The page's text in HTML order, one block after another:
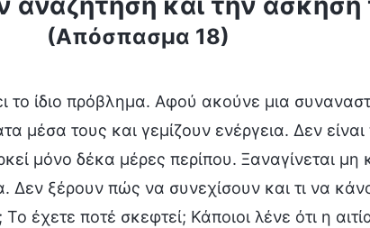
(Απόσπασμα 18)
το ίδιο πρόβλημα. Αφού ακούνε μια
μέσα τους και γεμίζουν ενέργεια. Δεν είναι
μόνο δέκα μέρες περίπου. Ξαναγίνεται μη
Δεν ξέρουν πώς να συνεχίσουν και τι να
έχετε ποτέ σκεφτεί; Κάποιοι λένε ότι η